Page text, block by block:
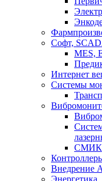
Софт,
MES,
Интернет
Системы
СМИК
Внедрение